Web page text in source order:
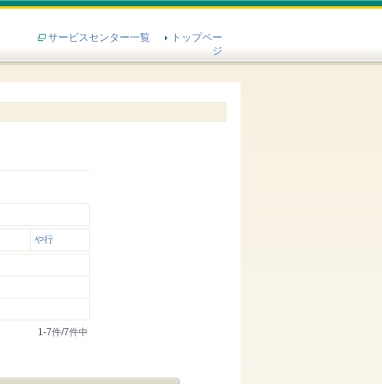
サービスセンター一覧
トップペー
ジ
や行
1-7件/7件中